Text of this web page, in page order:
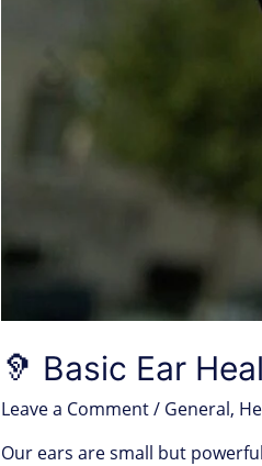
🦻 Basic Ear
Leave a Comment/ General,
Our ears are small but